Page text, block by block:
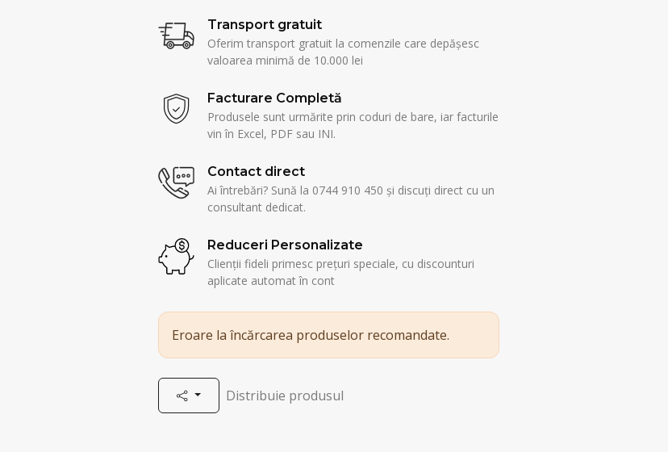
Transport gratuit
Oferim transport gratuit la comenzile care depășesc
valoarea minimă de 10.000 lei
Facturare Completă
Produsele sunt urmărite prin coduri de bare, iar facturile
vin în Excel, PDF sau INI.
Contact direct
Ai întrebări? Sună la 0744 910 450 și discuți direct cu un
consultant dedicat.
Reduceri Personalizate
Clienții fideli primesc prețuri speciale, cu discounturi
aplicate automat în cont
Eroare la încărcarea produselor recomandate.
Distribuie produsul